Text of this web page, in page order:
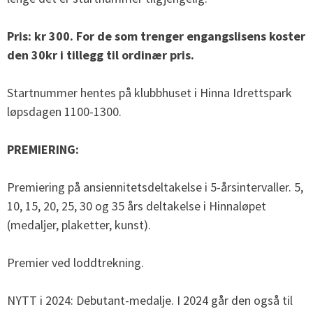
Pris: kr 300. For de som trenger engangslisens koster
den 30kr i tillegg til ordinær pris.
Startnummer hentes på klubbhuset i Hinna Idrettspark
løpsdagen 1100-1300.
PREMIERING:
Premiering på ansiennitetsdeltakelse i 5-årsintervaller. 5,
10, 15, 20, 25, 30 og 35 års deltakelse i Hinnaløpet
(medaljer, plaketter, kunst).
Premier ved loddtrekning.
NYTT i 2024: Debutant-medalje. I 2024 går den også til